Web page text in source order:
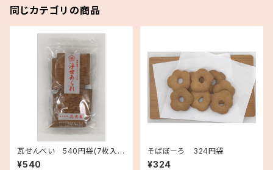
同じカテゴリの商品
瓦せんべい 540円袋(7枚入
り)
¥540
そばぼーろ 324円袋
¥324